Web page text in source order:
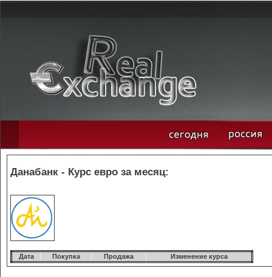
Данабанк - Курс евро за месяц:
Дата Покупка Продажа Изменение курса